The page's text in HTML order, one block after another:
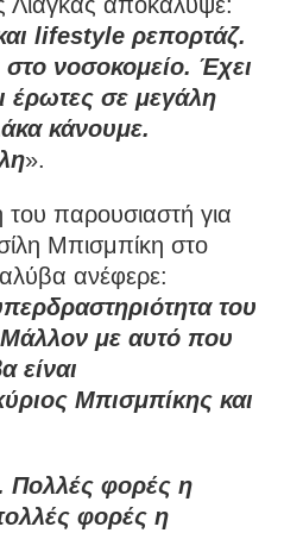
lifestyle ρεπορτάζ.
νοσοκομείο. Έχει
έρωτες σε μεγάλη
κάνουμε.
».
παρουσιαστή για
Μπισμπίκη στο
ανέφερε:
του
με αυτό που
είναι
Μπισμπίκης και
Πολλές φορές η
φορές η